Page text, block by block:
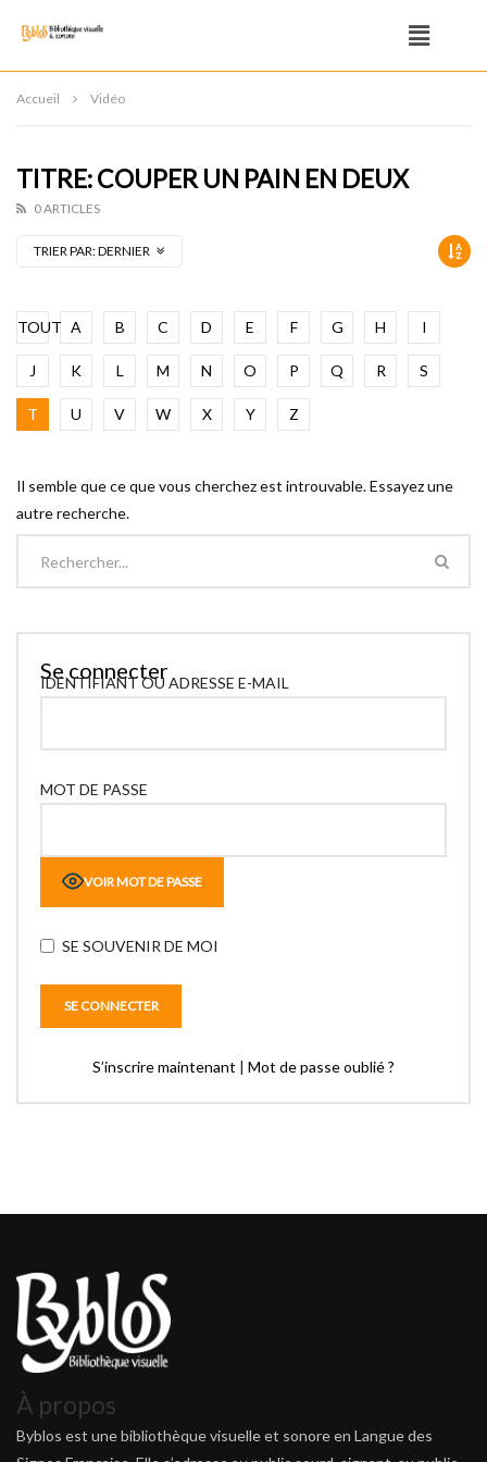
Accueil Vidéo
TITRE: COUPER UN PAIN EN DEUX
0 ARTICLES
TRIER PAR:DERNIER
TOUT A B C D E F G H I
J K L M N O P Q R S
T U V W X Y Z
Il semble que ce que vous cherchez est introuvable. Essayez une
autre recherche.
Se connecter
IDENTIFIANT OU ADRESSE E-MAIL
MOT DE PASSE
VOIR MOT DE PASSE
SE SOUVENIR DE MOI
S’inscrire maintenant | Mot de passe oublié ?
À propos
Byblos est une bibliothèque visuelle et sonore en Langue des